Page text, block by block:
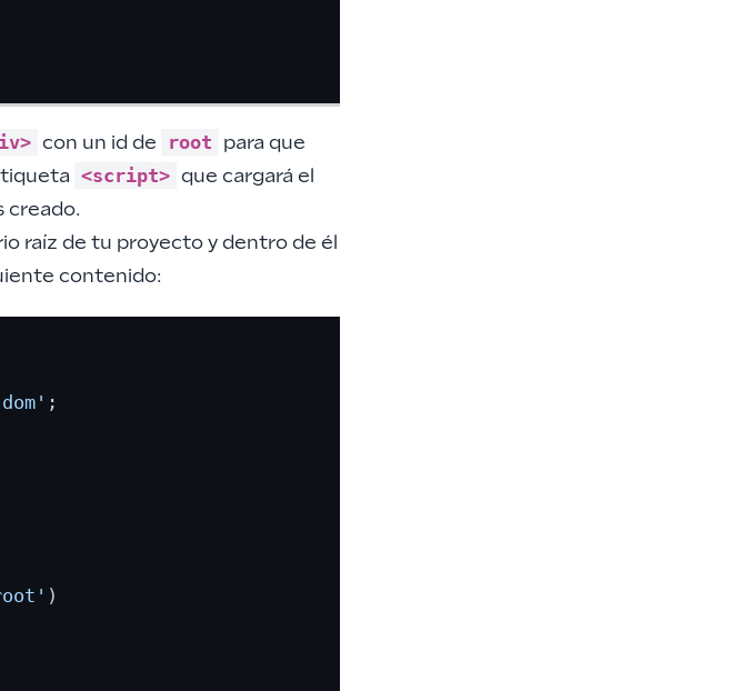
con un id de root para que
<script> que cargará el
creado.
raíz de tu proyecto y dentro de él
contenido:
;
)